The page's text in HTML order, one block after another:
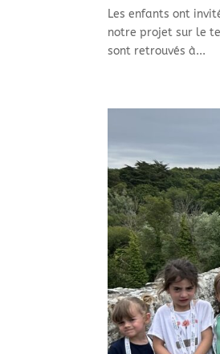
Les enfants ont
notre projet sur le
sont retrouvés à...